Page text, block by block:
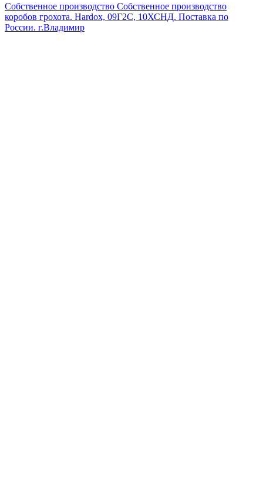
Собственное производство Собственное производство
коробов грохота. Hardox, 09Г2С, 10ХСНД. Поставка по
России. г.Владимир